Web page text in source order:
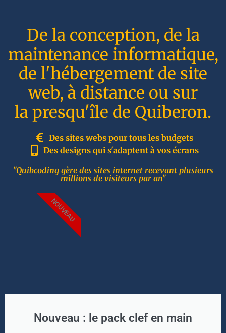
De la conception, de la
maintenance informatique,
de l'hébergement de site
web, à distance ou sur
la presqu'île de Quiberon.
Des sites webs pour tous les budgets
Des designs qui s'adaptent à vos écrans
"Quibcoding gère des sites internet recevant plusieurs
millions de visiteurs par an"
Nouveau : le pack clef en main
NOUVEAU